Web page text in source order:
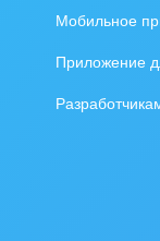
Мобильное
Приложение